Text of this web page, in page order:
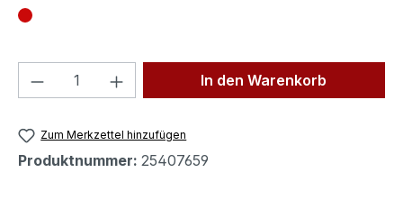
Produkt Anzahl: Gib denIn den Warenkorb
Zum Merkzettel hinzufügen
Produktnummer: 25407659